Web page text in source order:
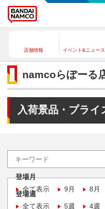
店舗情報 イベント&ニュース
namcoらぽーる
入荷景品・プライ
登場月
全て表示
9月 8月
登場週
全て表示
5週 4週